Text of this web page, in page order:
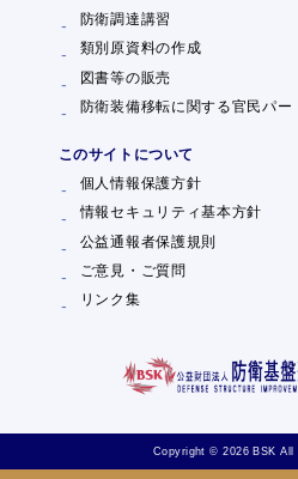
防衛調達講習
類別原資料の作成
図書等の販売
防衛装備移転に関する官民パー
このサイトについて
個人情報保護方針
情報セキュリティ基本方針
公益通報者保護規則
ご意見・ご質問
リンク集
Copyright © 2026 BSK All